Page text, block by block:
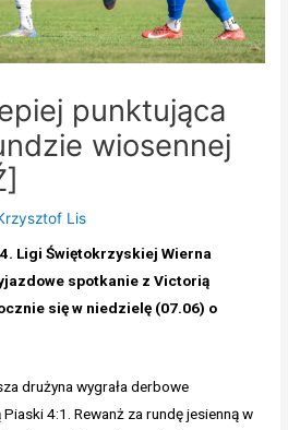
punktująca
wiosennej
Lis
Ligi Świętokrzyskiej Wierna
spotkanie z Victorią
się w niedzielę (07.06) o
drużyna wygrała derbowe
4:1. Rewanż za rundę jesienną w